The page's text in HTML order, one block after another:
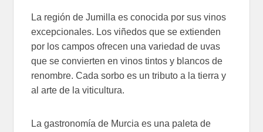
La región de Jumilla es conocida por sus vinos
excepcionales. Los viñedos que se extienden
por los campos ofrecen una variedad de uvas
que se convierten en vinos tintos y blancos de
renombre. Cada sorbo es un tributo a la tierra y
al arte de la viticultura.
La gastronomía de Murcia es una paleta de